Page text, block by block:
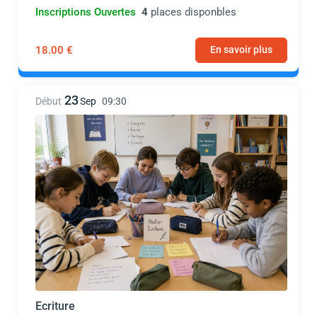
Inscriptions Ouvertes 4 places disponbles
18.00 € En savoir plus
Début 23Sep 09:30
Ecriture